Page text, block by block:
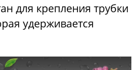
для крепления трубки
удерживается